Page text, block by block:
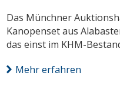
Das Münchner
Kanopenset aus
das einst im KHM-
Mehr erfahren